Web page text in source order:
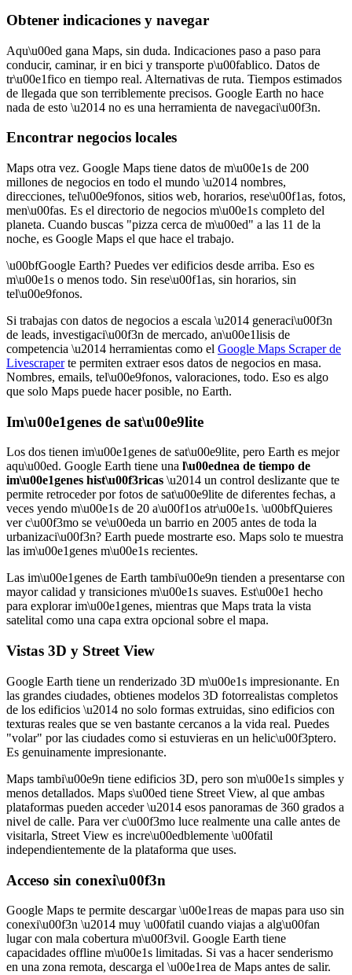
Obtener indicaciones y navegar
Aqu\u00ed gana Maps, sin duda. Indicaciones paso a paso para
conducir, caminar, ir en bici y transporte p\u00fablico. Datos de
tr\u00e1fico en tiempo real. Alternativas de ruta. Tiempos estimados
de llegada que son terriblemente precisos. Google Earth no hace
nada de esto \u2014 no es una herramienta de navegaci\u00f3n.
Encontrar negocios locales
Maps otra vez. Google Maps tiene datos de m\u00e1s de 200
millones de negocios en todo el mundo \u2014 nombres,
direcciones, tel\u00e9fonos, sitios web, horarios, rese\u00f1as, fotos,
men\u00fas. Es el directorio de negocios m\u00e1s completo del
planeta. Cuando buscas "pizza cerca de m\u00ed" a las 11 de la
noche, es Google Maps el que hace el trabajo.
\u00bfGoogle Earth? Puedes ver edificios desde arriba. Eso es
m\u00e1s o menos todo. Sin rese\u00f1as, sin horarios, sin
tel\u00e9fonos.
Si trabajas con datos de negocios a escala \u2014 generaci\u00f3n
de leads, investigaci\u00f3n de mercado, an\u00e1lisis de
competencia \u2014 herramientas como el Google Maps Scraper de
Livescraperte permiten extraer esos datos de negocios en masa.
Nombres, emails, tel\u00e9fonos, valoraciones, todo. Eso es algo
que solo Maps puede hacer posible, no Earth.
Im\u00e1genes de sat\u00e9lite
Los dos tienen im\u00e1genes de sat\u00e9lite, pero Earth es mejor
aqu\u00ed. Google Earth tiene una l\u00ednea de tiempo de
im\u00e1genes hist\u00f3ricas \u2014 un control deslizante que te
permite retroceder por fotos de sat\u00e9lite de diferentes fechas, a
veces yendo m\u00e1s de 20 a\u00f1os atr\u00e1s. \u00bfQuieres
ver c\u00f3mo se ve\u00eda un barrio en 2005 antes de toda la
urbanizaci\u00f3n? Earth puede mostrarte eso. Maps solo te muestra
las im\u00e1genes m\u00e1s recientes.
Las im\u00e1genes de Earth tambi\u00e9n tienden a presentarse con
mayor calidad y transiciones m\u00e1s suaves. Est\u00e1 hecho
para explorar im\u00e1genes, mientras que Maps trata la vista
satelital como una capa extra opcional sobre el mapa.
Vistas 3D y Street View
Google Earth tiene un renderizado 3D m\u00e1s impresionante. En
las grandes ciudades, obtienes modelos 3D fotorrealistas completos
de los edificios \u2014 no solo formas extruidas, sino edificios con
texturas reales que se ven bastante cercanos a la vida real. Puedes
"volar" por las ciudades como si estuvieras en un helic\u00f3ptero.
Es genuinamente impresionante.
Maps tambi\u00e9n tiene edificios 3D, pero son m\u00e1s simples y
menos detallados. Maps s\u00ed tiene Street View, al que ambas
plataformas pueden acceder \u2014 esos panoramas de 360 grados a
nivel de calle. Para ver c\u00f3mo luce realmente una calle antes de
visitarla, Street View es incre\u00edblemente \u00fatil
independientemente de la plataforma que uses.
Acceso sin conexi\u00f3n
Google Maps te permite descargar \u00e1reas de mapas para uso sin
conexi\u00f3n \u2014 muy \u00fatil cuando viajas a alg\u00fan
lugar con mala cobertura m\u00f3vil. Google Earth tiene
capacidades offline m\u00e1s limitadas. Si vas a hacer senderismo
en una zona remota, descarga el \u00e1rea de Maps antes de salir.